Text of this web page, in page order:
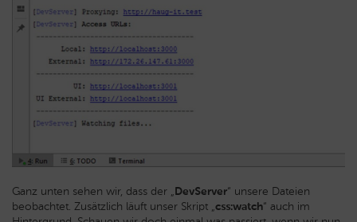
Ganz unten sehen wir, dass der „DevServer“ unsere Dateien
beobachtet. Zusätzlich läuft unser Skript „css:watch“ auch im